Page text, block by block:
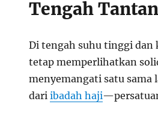
Tengah
Di tengah suhu tinggi
tetap memperlihatkan
menyemangati satu sama
dari ibadah haji